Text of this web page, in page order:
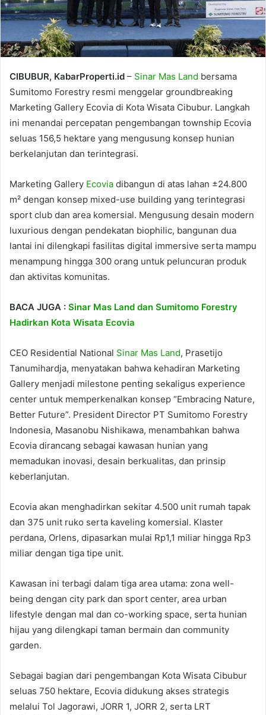
CIBUBUR, KabarProperti.id – Sinar Mas Land bersama
Sumitomo Forestry resmi menggelar groundbreaking
Marketing Gallery Ecovia di Kota Wisata Cibubur. Langkah
ini menandai percepatan pengembangan township Ecovia
seluas 156,5 hektare yang mengusung konsep hunian
berkelanjutan dan terintegrasi.
Marketing Gallery Ecovia dibangun di atas lahan ±24.800
m² dengan konsep mixed-use building yang terintegrasi
sport club dan area komersial. Mengusung desain modern
luxurious dengan pendekatan biophilic, bangunan dua
lantai ini dilengkapi fasilitas digital immersive serta mampu
menampung hingga 300 orang untuk peluncuran produk
dan aktivitas komunitas.
BACA JUGA : Sinar Mas Land dan Sumitomo Forestry
Hadirkan Kota Wisata Ecovia
CEO Residential National Sinar Mas Land, Prasetijo
Tanumihardja, menyatakan bahwa kehadiran Marketing
Gallery menjadi milestone penting sekaligus experience
center untuk memperkenalkan konsep “Embracing Nature,
Better Future”. President Director PT Sumitomo Forestry
Indonesia, Masanobu Nishikawa, menambahkan bahwa
Ecovia dirancang sebagai kawasan hunian yang
memadukan inovasi, desain berkualitas, dan prinsip
keberlanjutan.
Ecovia akan menghadirkan sekitar 4.500 unit rumah tapak
dan 375 unit ruko serta kaveling komersial. Klaster
perdana, Orlens, dipasarkan mulai Rp1,1 miliar hingga Rp3
miliar dengan tiga tipe unit.
Kawasan ini terbagi dalam tiga area utama: zona well-
being dengan city park dan sport center, area urban
lifestyle dengan mal dan co-working space, serta hunian
hijau yang dilengkapi taman bermain dan community
garden.
Sebagai bagian dari pengembangan Kota Wisata Cibubur
seluas 750 hektare, Ecovia didukung akses strategis
melalui Tol Jagorawi, JORR 1, JORR 2, serta LRT